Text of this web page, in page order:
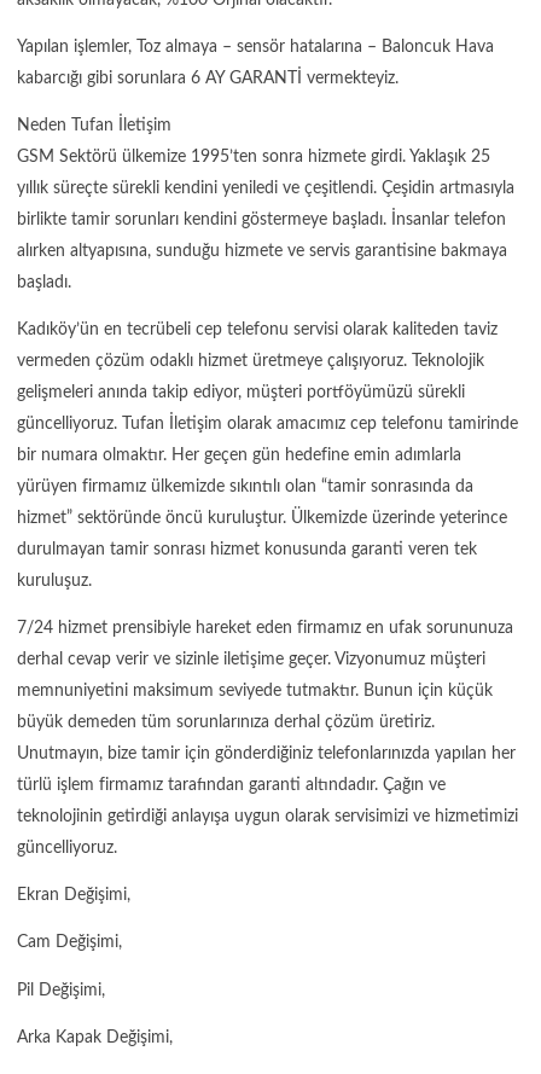
Yapılan işlemler, Toz almaya – sensör hatalarına – Baloncuk Hava
kabarcığı gibi sorunlara 6 AY GARANTİ vermekteyiz.
Neden Tufan İletişim
GSM Sektörü ülkemize 1995’ten sonra hizmete girdi. Yaklaşık 25
yıllık süreçte sürekli kendini yeniledi ve çeşitlendi. Çeşidin artmasıyla
birlikte tamir sorunları kendini göstermeye başladı. İnsanlar telefon
alırken altyapısına, sunduğu hizmete ve servis garantisine bakmaya
başladı.
Kadıköy’ün en tecrübeli cep telefonu servisi olarak kaliteden taviz
vermeden çözüm odaklı hizmet üretmeye çalışıyoruz. Teknolojik
gelişmeleri anında takip ediyor, müşteri portföyümüzü sürekli
güncelliyoruz. Tufan İletişim olarak amacımız cep telefonu tamirinde
bir numara olmaktır. Her geçen gün hedefine emin adımlarla
yürüyen firmamız ülkemizde sıkıntılı olan “tamir sonrasında da
hizmet” sektöründe öncü kuruluştur. Ülkemizde üzerinde yeterince
durulmayan tamir sonrası hizmet konusunda garanti veren tek
kuruluşuz.
7/24 hizmet prensibiyle hareket eden firmamız en ufak sorununuza
derhal cevap verir ve sizinle iletişime geçer. Vizyonumuz müşteri
memnuniyetini maksimum seviyede tutmaktır. Bunun için küçük
büyük demeden tüm sorunlarınıza derhal çözüm üretiriz.
Unutmayın, bize tamir için gönderdiğiniz telefonlarınızda yapılan her
türlü işlem firmamız tarafından garanti altındadır. Çağın ve
teknolojinin getirdiği anlayışa uygun olarak servisimizi ve hizmetimizi
güncelliyoruz.
Ekran Değişimi,
Cam Değişimi,
Pil Değişimi,
Arka Kapak Değişimi,